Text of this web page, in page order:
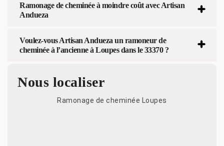
Ramonage de cheminée à moindre coût avec Artisan
Andueza
Voulez-vous Artisan Andueza un ramoneur de
cheminée à l’ancienne à Loupes dans le 33370 ?
Nous localiser
Ramonage de cheminée Loupes